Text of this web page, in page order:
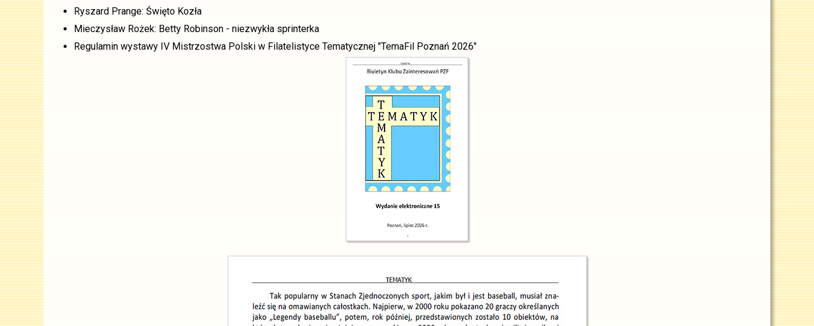
Ryszard Prange: Święto Kozła
Mieczysław Rożek: Betty Robinson - niezwykła sprinterka
Regulamin wystawy IV Mistrzostwa Polski w Filatelistyce Tematycznej "TemaFil Poznań 2026"